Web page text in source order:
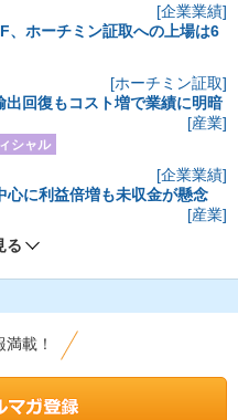
[企業業績]
、ホーチミン証取への上場は6
[ホーチミン証取]
回復もコスト増で業績に明暗
[産業]
シャル
[企業業績]
心に利益倍増も未収金が懸念
[産業]
る
載！